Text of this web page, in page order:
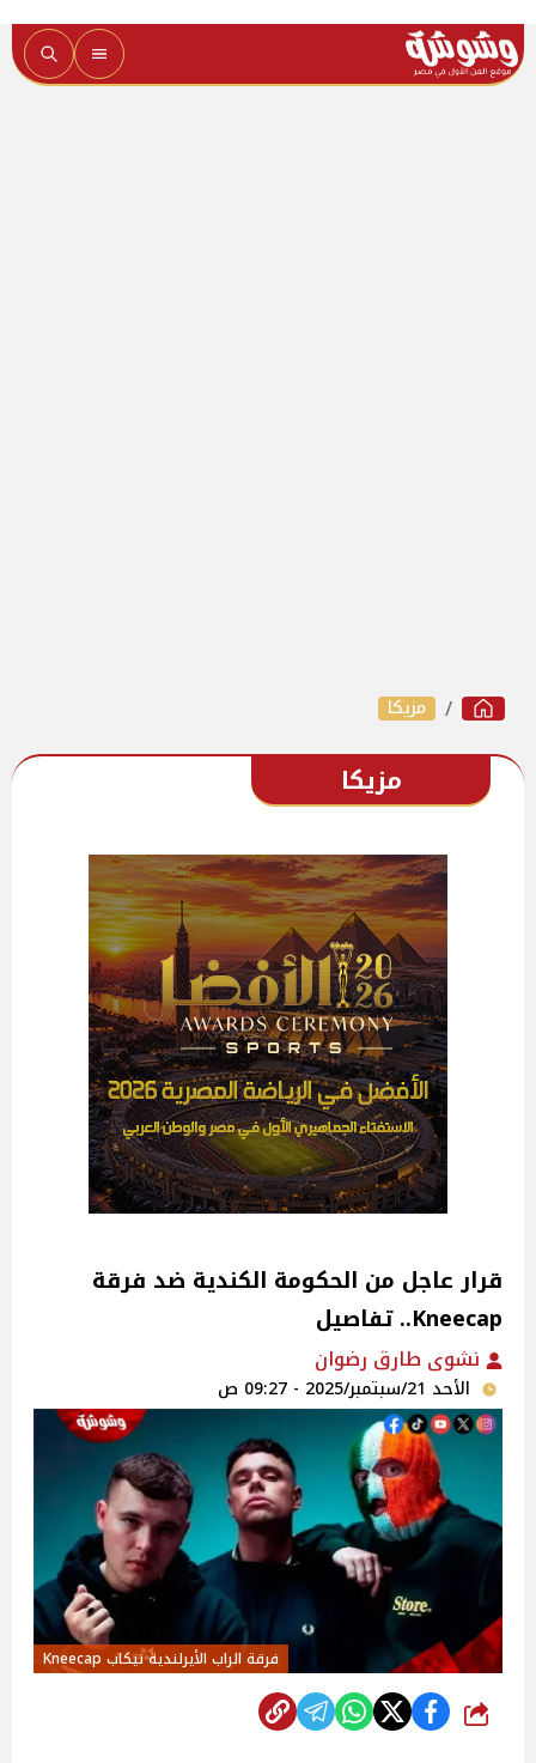
مزيكا
مزيكا
قرار عاجل من الحكومة الكندية ضد فرقة
Kneecap.. تفاصيل
نشوى طارق رضوان
الأحد 21/سبتمبر/2025 - 09:27 ص
فرقة الراب الأيرلندية نيكاب Kneecap
شارك